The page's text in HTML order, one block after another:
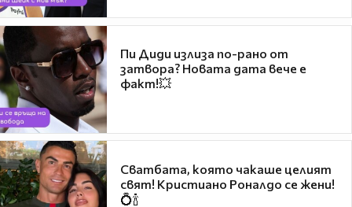
Пи Диди излиза по-рано от
затвора? Новата дата вече е
факт!💥
Сватбата, която чакаше целият
свят! Кристиано Роналдо се жени!
💍🍾